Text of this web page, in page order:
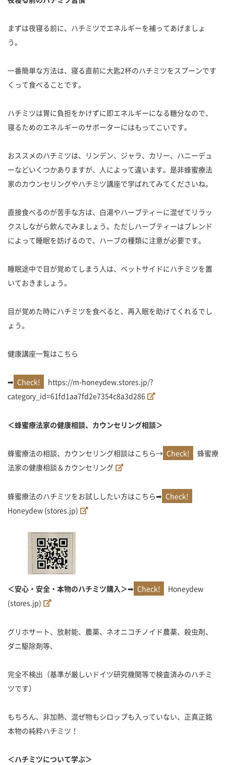
まずは夜寝る前に、ハチミツでエネルギーを補ってあげましょ
う。
一番簡単な方法は、寝る直前に大匙2杯のハチミツをスプーンです
くって食べることです。
ハチミツは胃に負担をかけずに即エネルギーになる糖分なので、
寝るためのエネルギーのサポーターにはもってこいです。
おススメのハチミツは、リンデン、ジャラ、カリー、ハニーデュ
ーなどいくつかありますが、人によって違います。是非蜂蜜療法
家のカウンセリングやハチミツ講座で学ばれてみてくださいね。
直接食べるのが苦手な方は、白湯やハーブティーに混ぜてリラッ
クスしながら飲んでみましょう。ただしハーブティーはブレンド
によって睡眠を妨げるので、ハーブの種類に注意が必要です。
睡眠途中で目が覚めてしまう人は、ベットサイドにハチミツを置
いておきましょう。
目が覚めた時にハチミツを食べると、再入眠を助けてくれるでし
ょう。
健康講座一覧はこちら
➡
https://m-honeydew.stores.jp/?
category_id=61fd1aa7fd2e7354c8a3d286
＜蜂蜜療法家の健康相談、カウンセリング相談＞
蜂蜜療法の相談、カウンセリング相談はこちら→
蜂蜜療
法家の健康相談＆カウンセリング
蜂蜜療法のハチミツをお試ししたい方はこちら➡
Honeydew (stores.jp)
＜安心・安全・本物のハチミツ購入＞➡
Honeydew
(stores.jp)
グリホサート、放射能、農薬、ネオニコチノイド農薬、殺虫剤、
ダニ駆除剤等、
完全不検出（基準が厳しいドイツ研究機関等で検査済みのハチミ
ツです）
もちろん、非加熱、混ぜ物もシロップも入っていない、正真正銘
本物の純粋ハチミツ！
＜ハチミツについて学ぶ＞